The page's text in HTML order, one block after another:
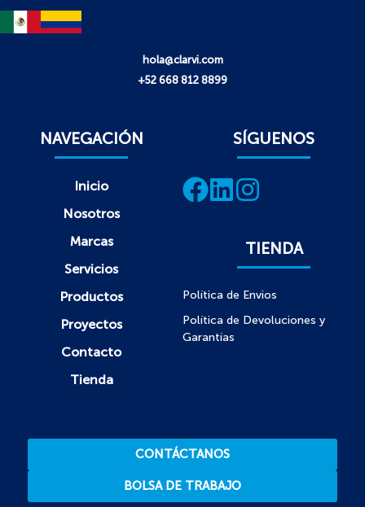
hola@clarvi.com
+52 668 812 8899
NAVEGACIÓN
Inicio
Nosotros
Marcas
Servicios
Productos
Proyectos
Contacto
Tienda
SÍGUENOS
TIENDA
Política de Envios
Política de Devoluciones y
Garantías
CONTÁCTANOS
BOLSA DE TRABAJO